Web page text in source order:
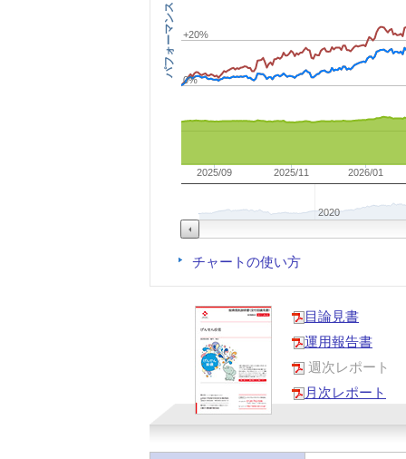
パフォーマンス
2025/09 2025/11 2026/01
2020
0%
+20%
チャートの使い方
目論見書
運用報告書
週次レポート
月次レポート